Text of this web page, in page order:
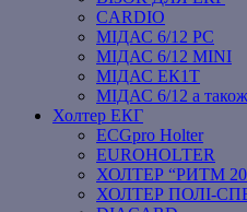
CARDIO
МІДАС 6/12 PC
МІДАС 6/12 MINI
МІДАС ЕК1Т
МІДАС 6/12 а
Холтер ЕКГ
ECGpro Holter
EUROHOLTER
ХОЛТЕР “РИТМ
ХОЛТЕР ПОЛІ-